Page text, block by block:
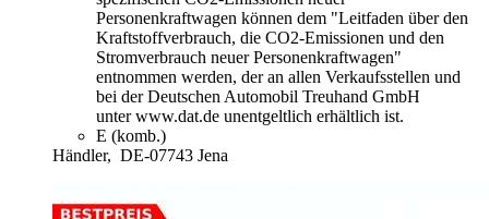
Personenkraftwagen können dem "Leitfaden über den
Kraftstoffverbrauch, die CO2-Emissionen und den
Stromverbrauch neuer Personenkraftwagen"
entnommen werden, der an allen Verkaufsstellen und
bei der Deutschen Automobil Treuhand GmbH
unter www.dat.de unentgeltlich erhältlich ist.
E (komb.)
Händler, DE-07743 Jena